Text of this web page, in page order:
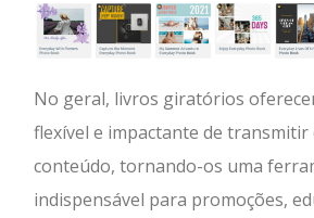
No geral, livros giratórios
flexível e impactante de
conteúdo, tornando-os uma
indispensável para promoções,